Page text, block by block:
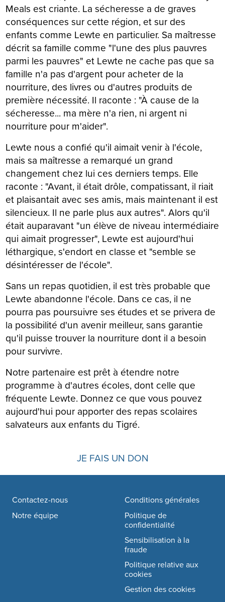
Meals est criante. La sécheresse a de graves
conséquences sur cette région, et sur des
enfants comme Lewte en particulier. Sa maîtresse
décrit sa famille comme "l'une des plus pauvres
parmi les pauvres" et Lewte ne cache pas que sa
famille n'a pas d'argent pour acheter de la
nourriture, des livres ou d'autres produits de
première nécessité. Il raconte : "À cause de la
sécheresse... ma mère n'a rien, ni argent ni
nourriture pour m'aider".
Lewte nous a confié qu'il aimait venir à l'école,
mais sa maîtresse a remarqué un grand
changement chez lui ces derniers temps. Elle
raconte : "Avant, il était drôle, compatissant, il riait
et plaisantait avec ses amis, mais maintenant il est
silencieux. Il ne parle plus aux autres". Alors qu'il
était auparavant "un élève de niveau intermédiaire
qui aimait progresser", Lewte est aujourd'hui
léthargique, s'endort en classe et "semble se
désintéresser de l'école".
Sans un repas quotidien, il est très probable que
Lewte abandonne l'école. Dans ce cas, il ne
pourra pas poursuivre ses études et se privera de
la possibilité d'un avenir meilleur, sans garantie
qu'il puisse trouver la nourriture dont il a besoin
pour survivre.
Notre partenaire est prêt à étendre notre
programme à d'autres écoles, dont celle que
fréquente Lewte. Donnez ce que vous pouvez
aujourd'hui pour apporter des repas scolaires
salvateurs aux enfants du Tigré.
JE FAIS UN DON
Footer navigation
Contactez-nous
Notre équipe
Conditions générales
Politique de
confidentialité
Sensibilisation à la
fraude
Politique relative aux
cookies
Gestion des cookies